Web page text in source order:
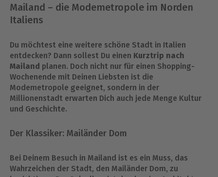
Mailand – die Modemetropole im Norden
Italiens
Du möchtest eine weitere schöne Stadt in Italien
entdecken? Dann sollest Du einen Kurztrip nach
Mailand planen. Doch nicht nur für einen Shopping-
Wochenende mit Deinen Liebsten ist die
Modemetropole geeignet, sondern in der
Millionenstadt erwarten Dich auch jede Menge Kultur
und Geschichte.
Der Klassiker: Mailänder Dom
Bei Deinem Besuch in Mailand ist es ein Muss, das
Wahrzeichen der Stadt, den Mailänder Dom, zu